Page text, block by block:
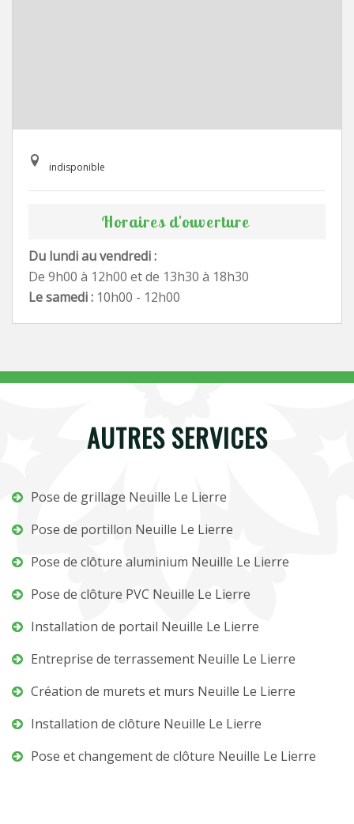
indisponible
Horaires d'ouverture
Du lundi au vendredi :
De 9h00 à 12h00 et de 13h30 à 18h30
Le samedi : 10h00 - 12h00
AUTRES SERVICES
Pose de grillage Neuille Le Lierre
Pose de portillon Neuille Le Lierre
Pose de clôture aluminium Neuille Le Lierre
Pose de clôture PVC Neuille Le Lierre
Installation de portail Neuille Le Lierre
Entreprise de terrassement Neuille Le Lierre
Création de murets et murs Neuille Le Lierre
Installation de clôture Neuille Le Lierre
Pose et changement de clôture Neuille Le Lierre